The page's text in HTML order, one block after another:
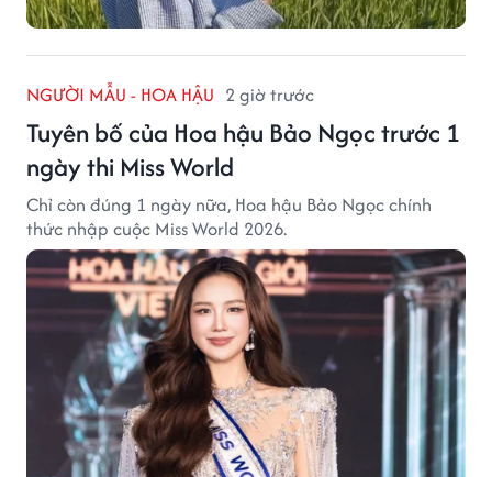
NGƯỜI MẪU - HOA HẬU 2 giờ trước
Tuyên bố của Hoa hậu Bảo Ngọc trước 1
ngày thi Miss World
Chỉ còn đúng 1 ngày nữa, Hoa hậu Bảo Ngọc chính
thức nhập cuộc Miss World 2026.